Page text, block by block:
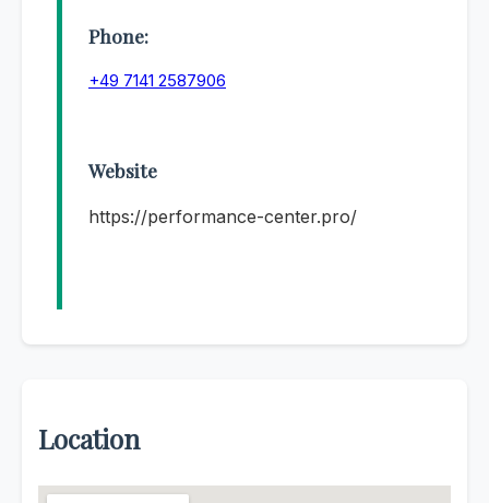
Phone:
+49 7141 2587906
Website
https://performance-center.pro/
Location